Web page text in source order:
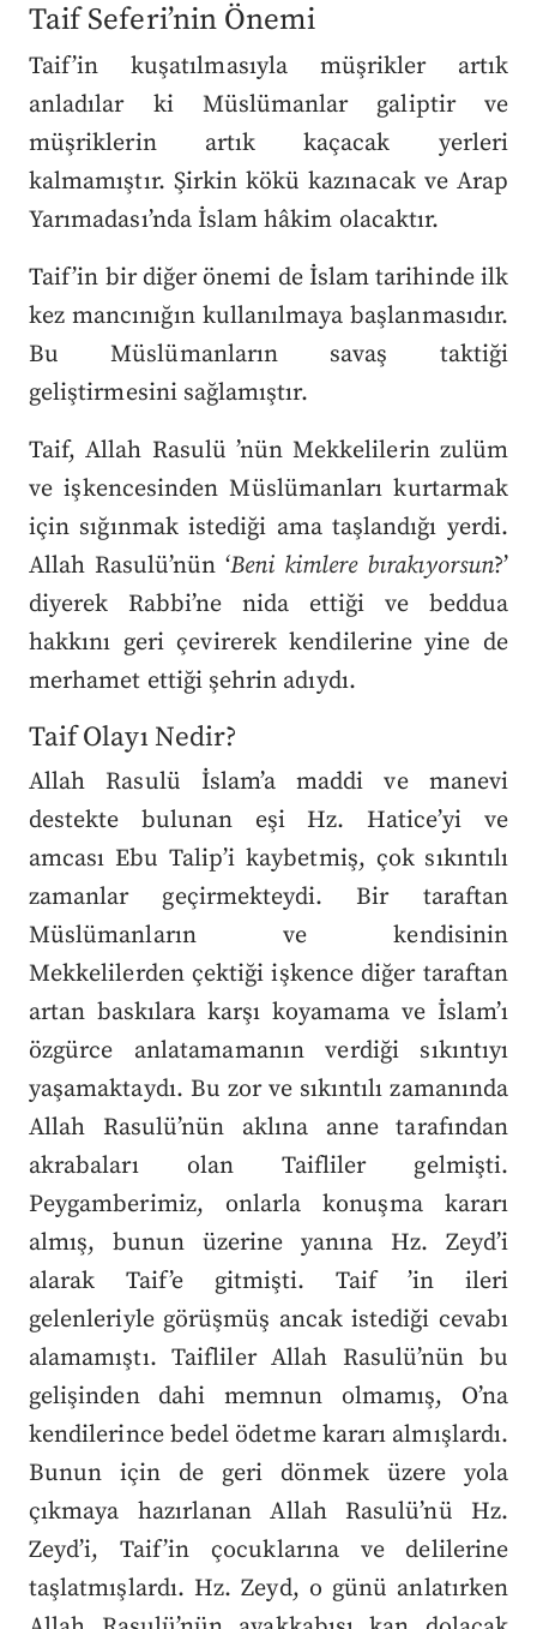
Taif Seferi’nin Önemi
Taif’in kuşatılmasıyla müşrikler artık
anladılar ki Müslümanlar galiptir ve
müşriklerin artık kaçacak yerleri
kalmamıştır. Şirkin kökü kazınacak ve Arap
Yarımadası’nda İslam hâkim olacaktır.
Taif’in bir diğer önemi de İslam tarihinde ilk
kez mancınığın kullanılmaya başlanmasıdır.
Bu Müslümanların savaş taktiği
geliştirmesini sağlamıştır.
Taif, Allah Rasulü ’nün Mekkelilerin zulüm
ve işkencesinden Müslümanları kurtarmak
için sığınmak istediği ama taşlandığı yerdi.
Allah Rasulü’nün ‘Beni kimlere bırakıyorsun?’
diyerek Rabbi’ne nida ettiği ve beddua
hakkını geri çevirerek kendilerine yine de
merhamet ettiği şehrin adıydı.
Taif Olayı Nedir?
Allah Rasulü İslam’a maddi ve manevi
destekte bulunan eşi Hz. Hatice’yi ve
amcası Ebu Talip’i kaybetmiş, çok sıkıntılı
zamanlar geçirmekteydi. Bir taraftan
Müslümanların ve kendisinin
Mekkelilerden çektiği işkence diğer taraftan
artan baskılara karşı koyamama ve İslam’ı
özgürce anlatamamanın verdiği sıkıntıyı
yaşamaktaydı. Bu zor ve sıkıntılı zamanında
Allah Rasulü’nün aklına anne tarafından
akrabaları olan Taifliler gelmişti.
Peygamberimiz, onlarla konuşma kararı
almış, bunun üzerine yanına Hz. Zeyd’i
alarak Taif’e gitmişti. Taif ’in ileri
gelenleriyle görüşmüş ancak istediği cevabı
alamamıştı. Taifliler Allah Rasulü’nün bu
gelişinden dahi memnun olmamış, O’na
kendilerince bedel ödetme kararı almışlardı.
Bunun için de geri dönmek üzere yola
çıkmaya hazırlanan Allah Rasulü’nü Hz.
Zeyd’i, Taif’in çocuklarına ve delilerine
taşlatmışlardı. Hz. Zeyd, o günü anlatırken